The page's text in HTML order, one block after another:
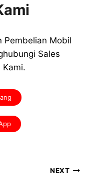
Pembelian Mobil
Sales
Kami.
NEXT